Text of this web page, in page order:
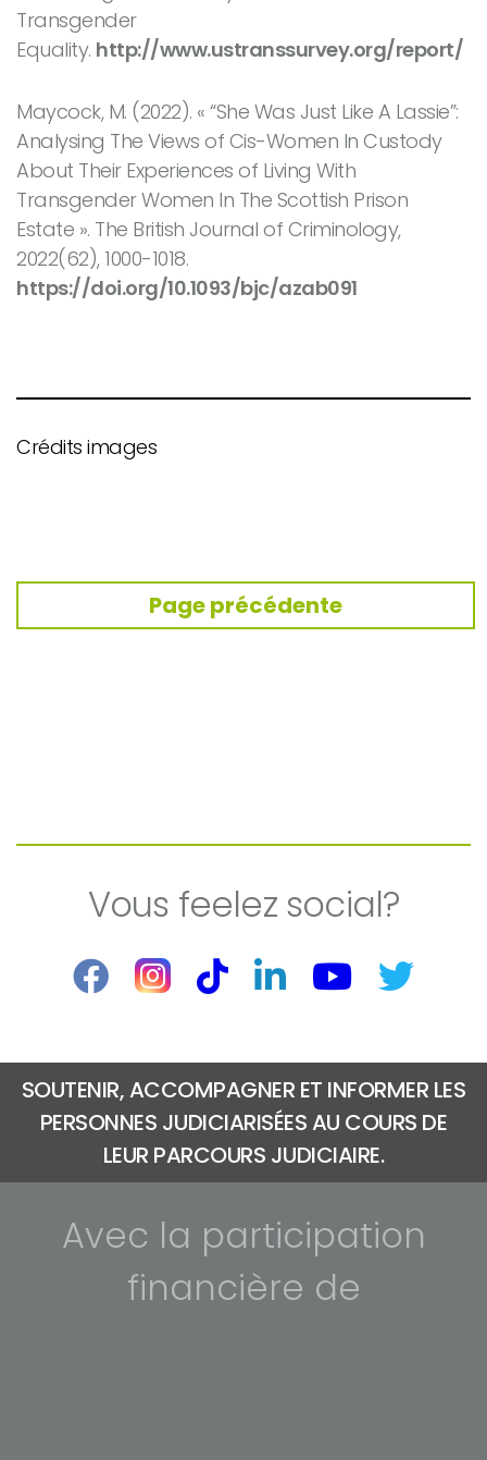
Transgender
Equality. http://www.ustranssurvey.org/report/
Maycock, M. (2022). « “She Was Just Like A Lassie”:
Analysing The Views of Cis-Women In Custody
About Their Experiences of Living With
Transgender Women In The Scottish Prison
Estate ». The British Journal of Criminology,
2022(62), 1000-1018.
https://doi.org/10.1093/bjc/azab091
Crédits images
Page précédente
Vous feelez social?
SOUTENIR, ACCOMPAGNER ET INFORMER LES
PERSONNES JUDICIARISÉES AU COURS DE
LEUR PARCOURS JUDICIAIRE.
Avec la participation
financière de